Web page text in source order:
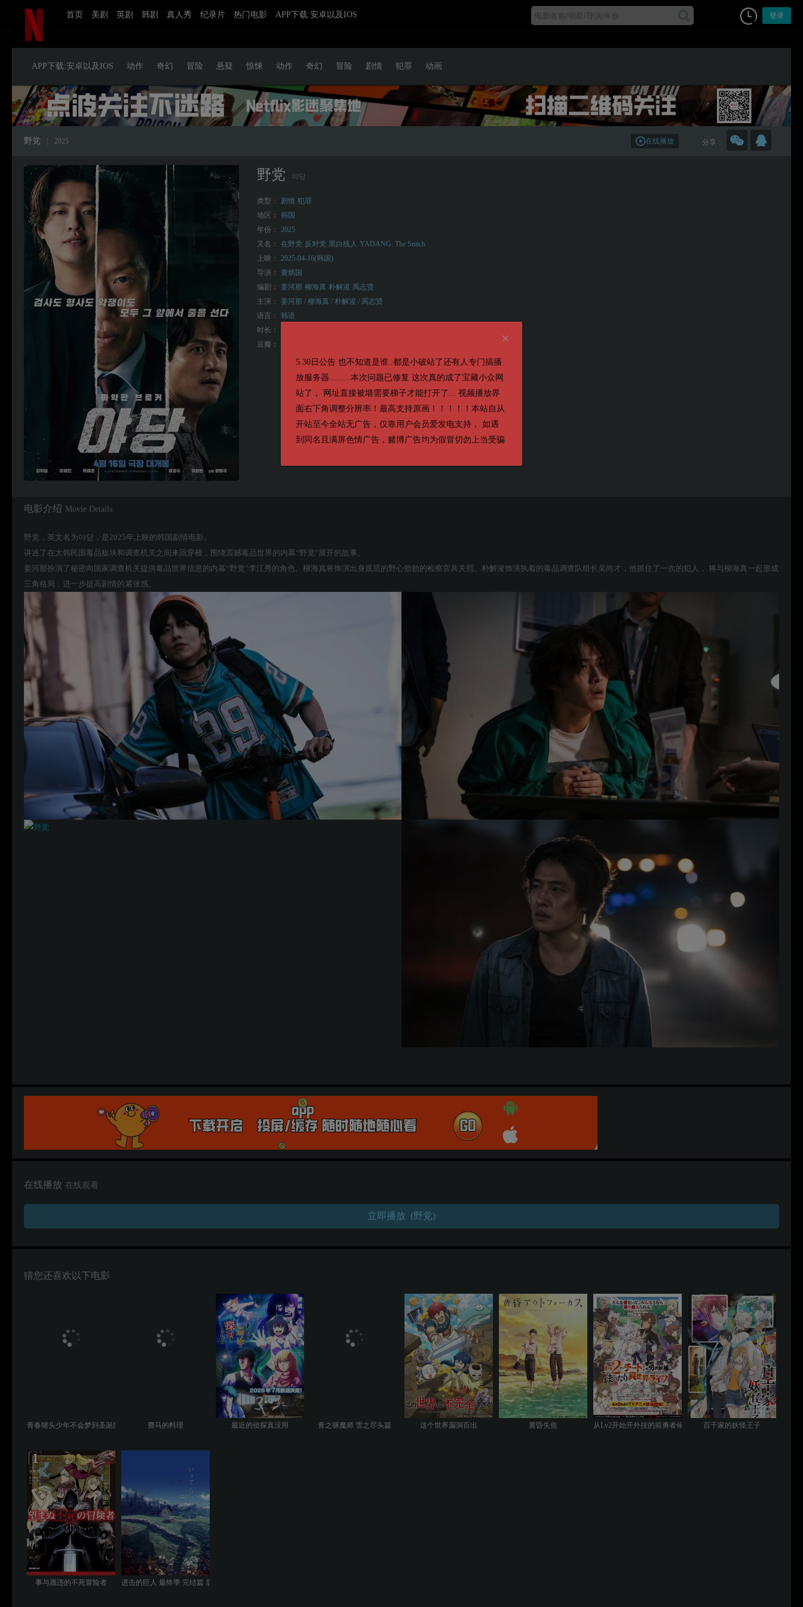
首页 美剧 英剧 韩剧 真人秀 纪录片 热门电影 APP下载:安卓以及IOS 登录
5.30日公告 也不知道是谁..都是小破站了还有人专门搞播
放服务器.........本次问题已修复 这次真的成了宝藏小众网
站了， 网址直接被墙需要梯子才能打开了... 视频播放界
面右下角调整分辨率！最高支持原画！！！！！本站自从
开站至今全站无广告，仅靠用户会员爱发电支持， 如遇
到同名且满屏色情广告，赌博广告均为假冒切勿上当受骗
APP下载:安卓以及IOS 动作 奇幻 冒险 悬疑 惊悚 动作 奇幻 冒险 剧情 犯罪 动画
野党 2025 分享：
在线播放
野党 야당
类型： 剧情 犯罪
地区：
韩国
年份：
2025
又名：
在野党 反对党 黑白线人 YADANG: The Snitch
上映：
2025-04-16(韩国)
导演：
黄炳国
编剧：
姜河那 柳海真 朴解浚 禹志贤
主演：
姜河那 / 柳海真 / 朴解浚 / 禹志贤
语言：
韩语
时长：
豆瓣：
电影介绍 Movie Details
野党，英文名为야당，是2025年上映的韩国剧情电影。
讲述了在大韩民国毒品板块和调查机关之间来回穿梭，围绕震撼毒品世界的内幕“野党”展开的故事。
姜河那扮演了秘密向国家调查机关提供毒品世界信息的内幕“野党”李江秀的角色。柳海真将饰演出身底层的野心勃勃的检察官具关熙。朴解浚饰演执着的毒品调查队组长吴尚才，他抓住了一次的犯人， 将与柳海真一起形成
三角格局，进一步提高剧情的紧张感。
在线播放 在线观看
立即播放 (野党)
猜您还喜欢以下电影
青春猪头少年不会梦到圣诞服女郎 费马的料理 最近的侦探真没用 青之驱魔师 雪之尽头篇 这个世界漏洞百出 黄昏失焦 从Lv2开始开外挂的前勇者候补过着悠哉异世界生活
百千家的妖怪王子
事与愿违的不死冒险者 进击的巨人 最终季 完结篇 后篇